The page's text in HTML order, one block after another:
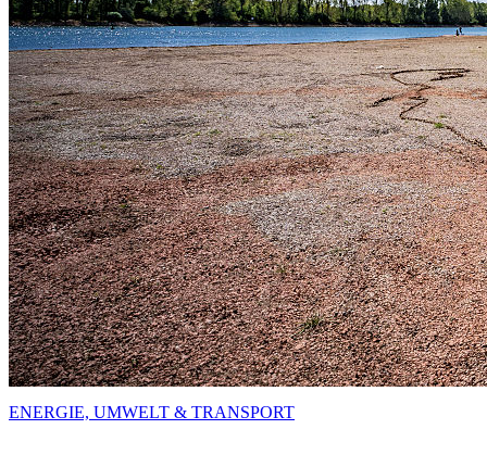
ENERGIE, UMWELT & TRANSPORT